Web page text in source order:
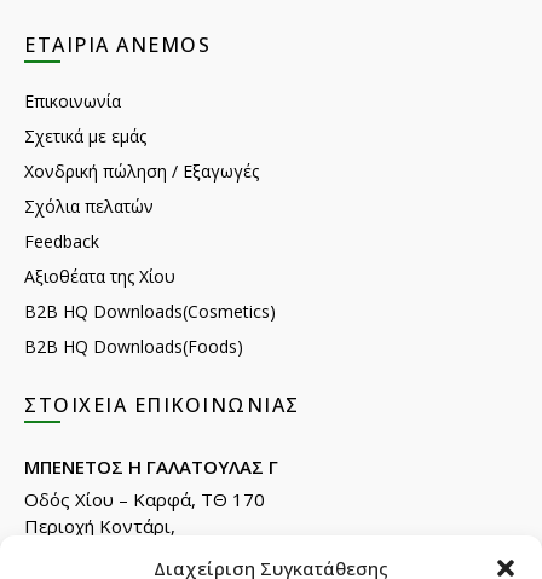
Διαχείριση Συγκατάθεσης
ΕΤΑΙΡΊΑ ANEMOS
Επικοινωνία
Σχετικά με εμάς
Χονδρική πώληση / Εξαγωγές
Σχόλια πελατών
Feedback
Αξιοθέατα της Χίου
B2B HQ Downloads(Cosmetics)
B2B HQ Downloads(Foods)
ΣΤΟΙΧΕΊΑ ΕΠΙΚΟΙΝΩΝΊΑΣ
ΜΠΕΝΕΤΟΣ Η ΓΑΛΑΤΟΥΛΑΣ Γ
Οδός Χίου – Καρφά, ΤΘ 170
Περιοχή Κοντάρι,